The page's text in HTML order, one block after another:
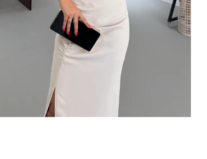
Bültenimize Abone Olun,